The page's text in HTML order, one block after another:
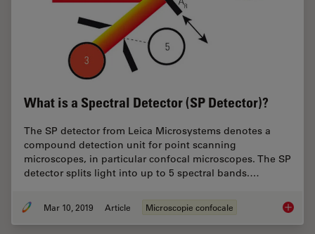
What is a Spectral Detector (SP Detector)?
The SP detector from Leica Microsystems denotes a
compound detection unit for point scanning
microscopes, in particular confocal microscopes. The SP
detector splits light into up to 5 spectral bands.…
Mar 10, 2019 Article Microscopie confocale What is